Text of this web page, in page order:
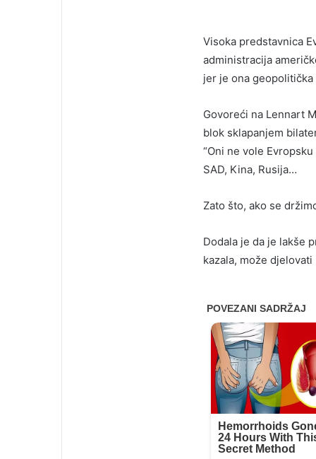
Visoka predstavnica
administracija
jer je ona
Govoreći na Lennart
blok sklapanjem
“Oni ne vole
SAD, Kina, Rusija…
Zato što, ako se
Dodala je da je lakše
kazala, može